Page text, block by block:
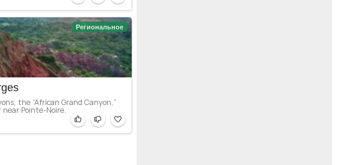
Региональное
the “African Grand Canyon,”
Pointe-Noire.